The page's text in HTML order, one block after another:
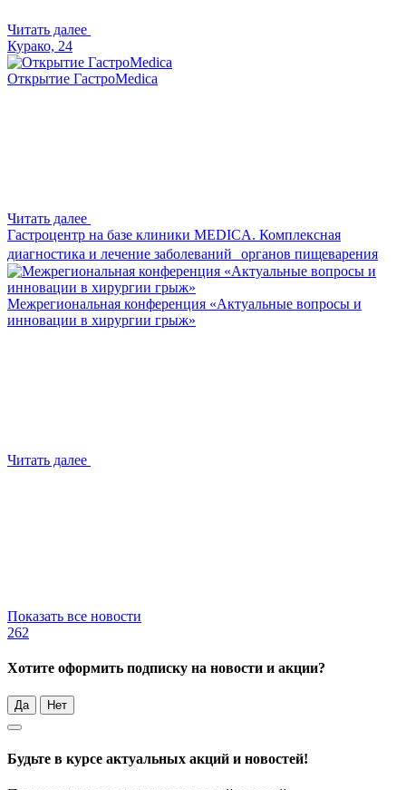
Читать далее
Курако, 24
Открытие ГастроMedica
Читать далее
Гастроцентр на базе клиники MEDICA. Комплексная
диагностика и лечение заболеваний органов пищеварения
Межрегиональная конференция «Актуальные вопросы и
инновации в хирургии грыж»
Читать далее
Показать все новости
262
Хотите оформить подписку на новости и акции?
Да Нет
Будьте в курсе актуальных акций и новостей!